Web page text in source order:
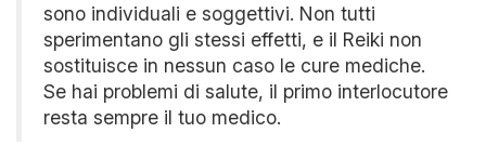
sono individuali e soggettivi. Non tutti
sperimentano gli stessi effetti, e il Reiki non
sostituisce in nessun caso le cure mediche.
Se hai problemi di salute, il primo interlocutore
resta sempre il tuo medico.